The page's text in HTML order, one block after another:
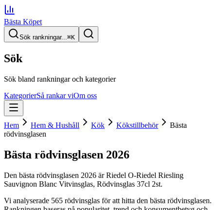
Bästa Köpet
Sök rankningar...⌘K
Sök
Sök bland rankningar och kategorier
KategorierSå rankar viOm oss
Hem Hem & Hushåll Kök Kökstillbehör
Bästa
rödvinsglasen
Bästa rödvinsglasen 2026
Den bästa rödvinsglasen 2026 ärRiedel O-Riedel Riesling
Sauvignon Blanc Vitvinsglas, Rödvinsglas 37cl 2st.
Vi analyserade 565 rödvinsglas för att hitta den bästa rödvinsglasen.